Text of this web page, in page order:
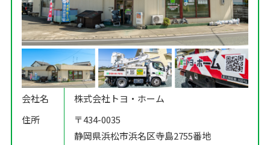
会社名
株式会社トヨ・ホーム
住所
〒434-0035
静岡県浜松市浜名区寺島2755番地